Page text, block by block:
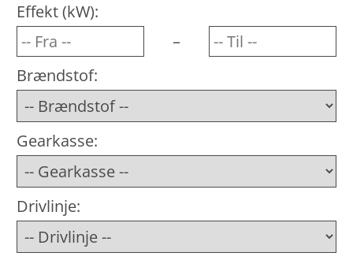
Effekt (kW):
–
Brændstof:
Gearkasse:
Drivlinje: